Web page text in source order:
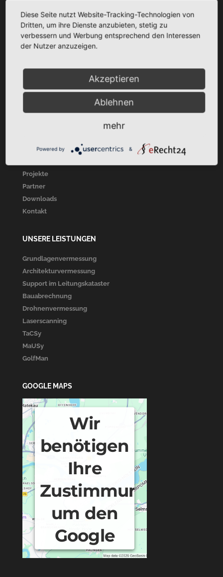
GEOTOP
Ingenieurvermessung und Architekturvermessung - CAD-
Liegenschaftsmanagement
Über Uns
Projekte
Partner
Downloads
Kontakt
UNSERE LEISTUNGEN
Grundlagenvermessung
Architekturvermessung
Support im Leitungskataster
Bauabrechnung
Drohnenvermessung
Laserscanning
TaCSy
MaUSy
GolfMan
GOOGLE MAPS
Wir
benötigen
Ihre
Zustimmung,
um den
Google
Maps-
Diese Seite nutzt Website-Tracking-Technologien von
Dritten, um ihre Dienste anzubieten, stetig zu
verbessern und Werbung entsprechend den Interessen
der Nutzer anzuzeigen.
Akzeptieren
Ablehnen
mehr
Powered by &